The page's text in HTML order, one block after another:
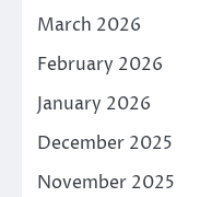
March 2026
February 2026
January 2026
December 2025
November 2025